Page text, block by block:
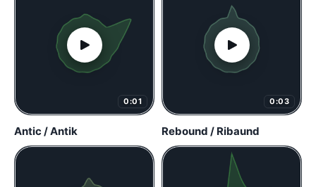
0:01
Antic / Antik
0:03
Rebound / Ribaund